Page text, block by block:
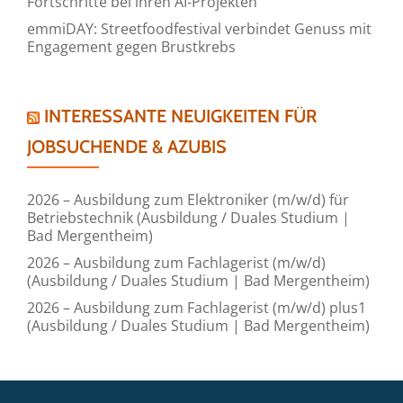
emmiDAY: Streetfoodfestival verbindet Genuss mit
Engagement gegen Brustkrebs
INTERESSANTE NEUIGKEITEN FÜR
JOBSUCHENDE & AZUBIS
2026 – Ausbildung zum Elektroniker (m/w/d) für
Betriebstechnik (Ausbildung / Duales Studium |
Bad Mergentheim)
2026 – Ausbildung zum Fachlagerist (m/w/d)
(Ausbildung / Duales Studium | Bad Mergentheim)
2026 – Ausbildung zum Fachlagerist (m/w/d) plus1
(Ausbildung / Duales Studium | Bad Mergentheim)